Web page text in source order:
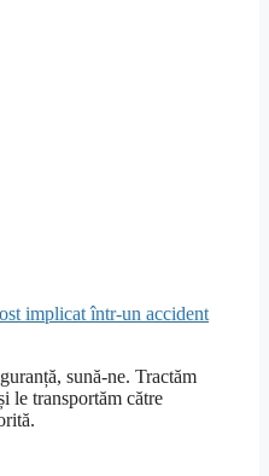
implicat într-un accident
sună-ne. Tractăm
le transportăm către